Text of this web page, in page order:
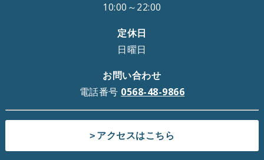
10:00～22:00
定休日
日曜日
お問い合わせ
電話番号 0568-48-9866
アクセスはこちら